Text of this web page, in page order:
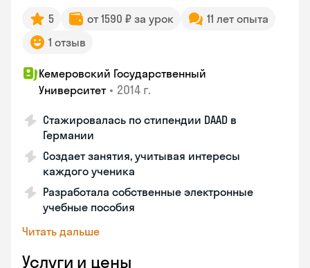
5 от 1590 ₽ за урок
11 лет опыта
1 отзыв
Кемеровский Государственный
Университет • 2014 г.
Стажировалась по стипендии DAAD в
Германии
Создает занятия, учитывая интересы
каждого ученика
Разработала собственные электронные
учебные пособия
Читать дальше
Услуги и цены